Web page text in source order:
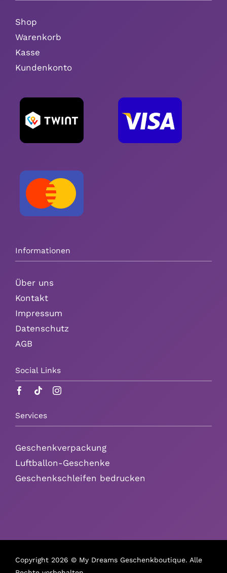
Shop
Warenkorb
Kasse
Kundenkonto
Informationen
Über uns
Kontakt
Impressum
Datenschutz
AGB
Social Links
Services
Geschenkverpackung
Luftballon-Geschenke
Geschenkschleifen bedrucken
Copyright 2026 © My Dreams Geschenkboutique. Alle